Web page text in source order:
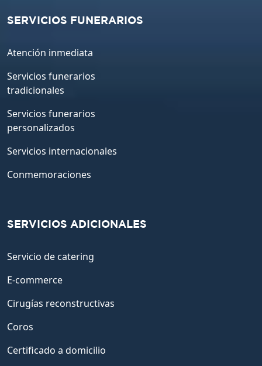
SERVICIOS FUNERARIOS
Atención inmediata
Servicios funerarios
tradicionales
Servicios funerarios
personalizados
Servicios internacionales
Conmemoraciones
SERVICIOS ADICIONALES
Servicio de catering
E-commerce
Cirugías reconstructivas
Coros
Certificado a domicilio